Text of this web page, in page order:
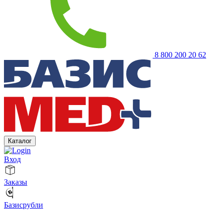
8 800 200 20 62
Каталог
Вход
Заказы
Базисрубли